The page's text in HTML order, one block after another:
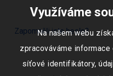
Zapomněli jste heslo?
Využíváme
Na našem webu
zpracováváme informace
síťové identifikátory,